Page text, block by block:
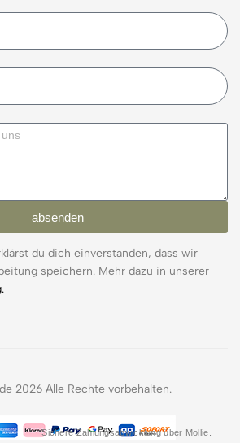
absenden
du dich einverstanden, dass wir
speichern. Mehr dazu in unserer
2026 Alle Rechte vorbehalten.
Sichere Zahlungsabwicklung über Mollie.